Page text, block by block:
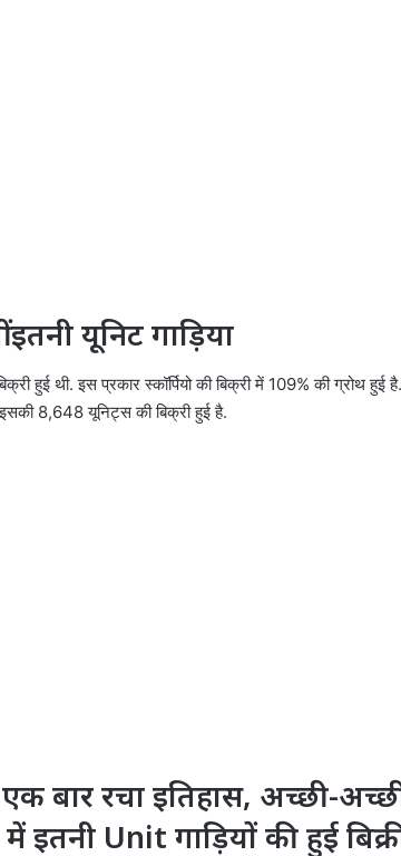
यूनिट गाड़िया
हुई थी. इस प्रकार स्कॉर्पियो की बिक्री में 109% की ग्रोथ हुई
इसकी 8,648 यूनिट्स की बिक्री हुई है.
बार रचा इतिहास, अच्छी-
Unit गाड़ियों की हुई